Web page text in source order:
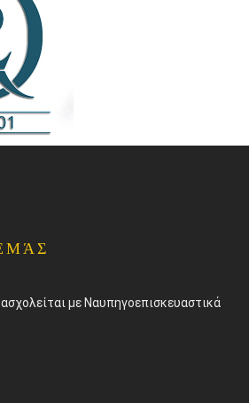
με Ναυπηγοεπισκευαστικά